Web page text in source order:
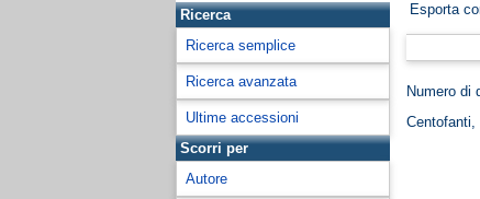
Ricerca
Ricerca semplice
Ricerca avanzata
Ultime accessioni
Scorri per
Autore
Esporta
Numero di
Centofanti,